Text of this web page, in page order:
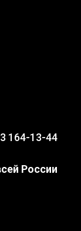
164-13-44
России